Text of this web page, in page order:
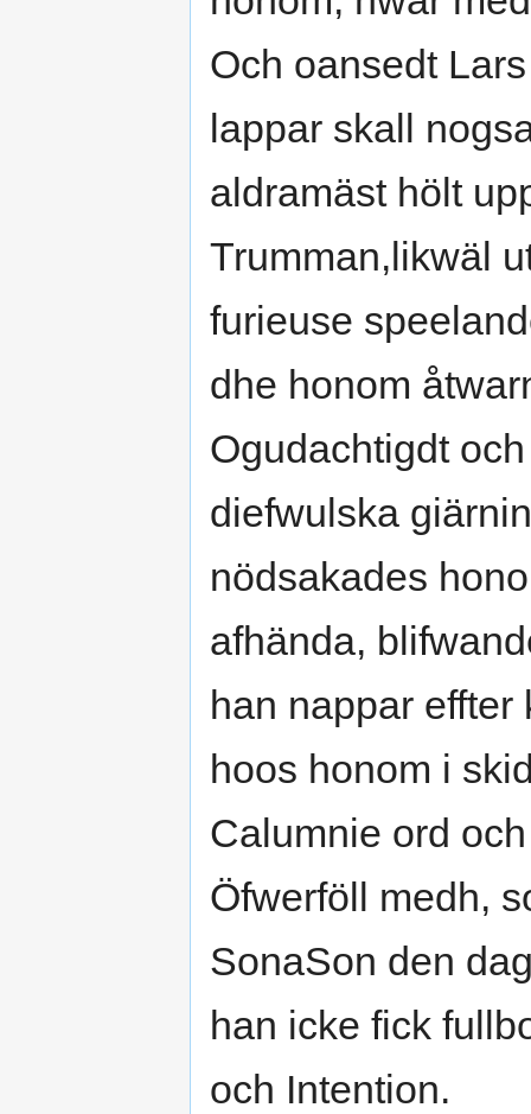
Och oansedt
lappar skall
aldramäst hölt
Trumman,likwäl
furieuse
dhe honom
Ogudachtigdt
diefwulska
nödsakades
afhända,
han nappar
hoos honom i
Calumnie ord
Öfwerföll medh,
SonaSon den
han icke fick
och Intention.